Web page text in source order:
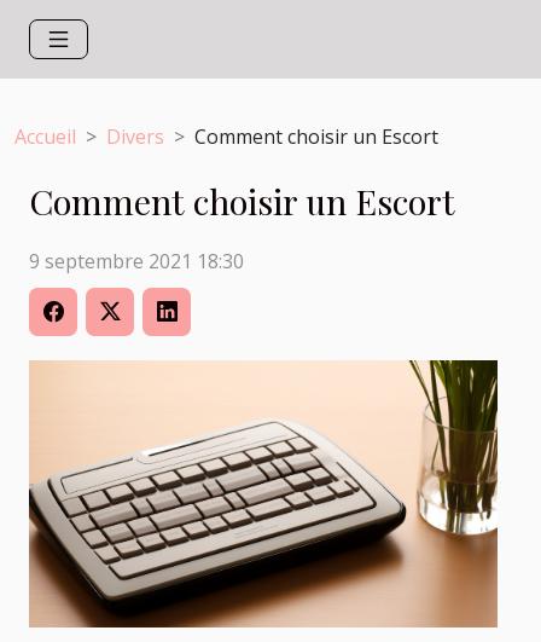
Accueil Divers Comment choisir un Escort
Comment choisir un Escort
9 septembre 2021 18:30